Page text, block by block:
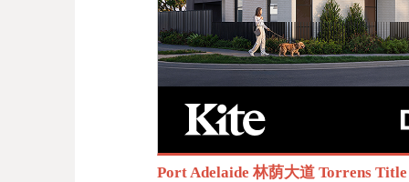
Port Adelaide 林荫大道 Torrens